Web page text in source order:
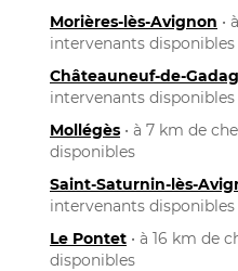
Morières-lès-Avignon •
intervenants disponibles
Châteauneuf-de-
intervenants disponibles
Mollégès • à 7 km de
disponibles
Saint-Saturnin-lès-
intervenants disponibles
Le Pontet • à 16 km de
disponibles